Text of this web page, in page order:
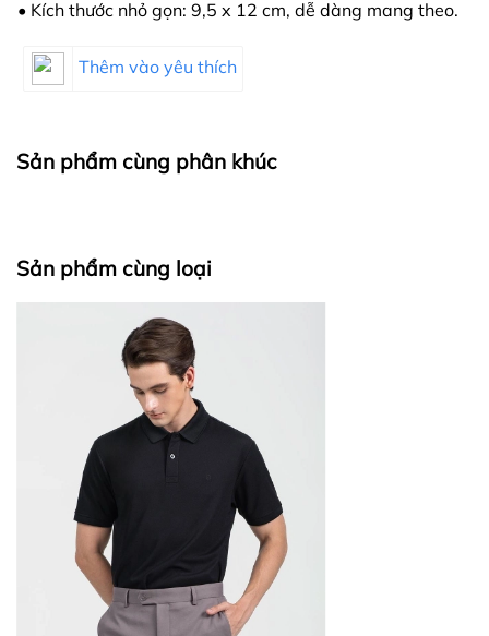
• Kích thước nhỏ gọn: 9,5 x 12 cm, dễ dàng mang theo.
Thêm vào yêu thích
Sản phẩm cùng phân khúc
Sản phẩm cùng loại